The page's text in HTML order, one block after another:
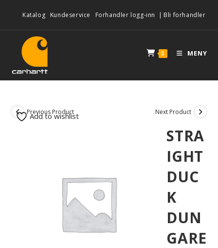
Katalog Kundeservice Forhandler logg-inn | Bli forhandler
0 MENY
Previous Product Next Product
STRA
IGHT
DUC
K
DUN
GARE
Add to wishlist